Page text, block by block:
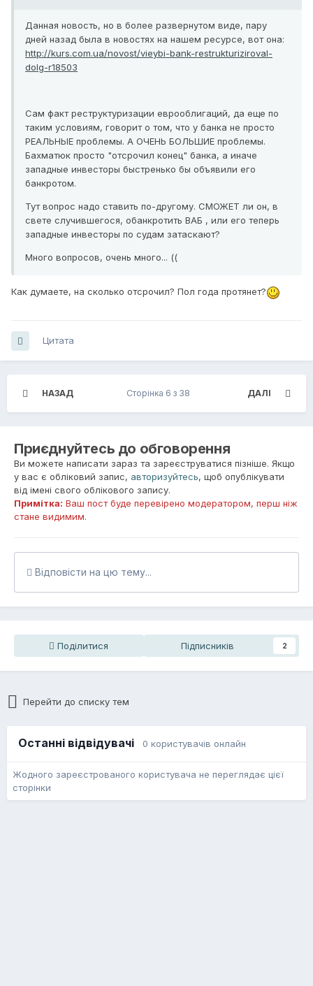
Данная новость, но в более развернутом виде, пару
дней назад была в новостях на нашем ресурсе, вот она:
http://kurs.com.ua/novost/vieybi-bank-restrukturiziroval-
dolg-r18503
Сам факт реструктуризации еврооблигаций, да еще по
таким условиям, говорит о том, что у банка не просто
РЕАЛЬНЫЕ проблемы. А ОЧЕНЬ БОЛЬШИЕ проблемы.
Бахматюк просто "отсрочил конец" банка, а иначе
западные инвесторы быстренько бы объявили его
банкротом.
Тут вопрос надо ставить по-другому. СМОЖЕТ ли он, в
свете случившегося, обанкротить ВАБ , или его теперь
западные инвесторы по судам затаскают?
Много вопросов, очень много... ((
Как думаете, на сколько отсрочил? Пол года протянет?
Цитата
НАЗАД ДАЛІ
Сторінка 6 з 38
Приєднуйтесь до обговорення
Ви можете написати зараз та зареєструватися пізніше. Якщо
у вас є обліковий запис, авторизуйтесь, щоб опублікувати
від імені свого облікового запису.
Примітка: Ваш пост буде перевірено модератором, перш ніж
стане видимим.
Відповісти на цю тему...
Поділитися Підписників 2
Перейти до списку тем
Останні відвідувачі 0 користувачів онлайн
Жодного зареєстрованого користувача не переглядає цієї
сторінки